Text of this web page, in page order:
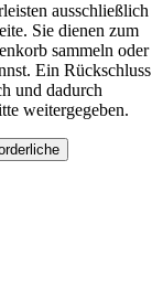
ausschließlich
Sie dienen zum
sammeln oder
Ein Rückschluss
und dadurch
weitergegeben.